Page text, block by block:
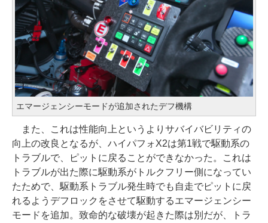
エマージェンシーモードが追加されたデフ機構
また、これは性能向上というよりサバイバビリティの
向上の改良となるが、ハイパフォX2は第1戦で駆動系の
トラブルで、ピットに戻ることができなかった。これは
トラブルが出た際に駆動系がトルクフリー側になってい
たためで、駆動系トラブル発生時でも自走でピットに戻
れるようデフロックをさせて駆動するエマージェンシー
モードを追加。致命的な破壊が起きた際は別だが、トラ